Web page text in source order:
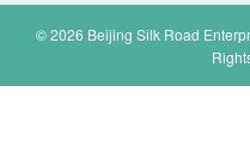
© 2026 Beijing Silk Road